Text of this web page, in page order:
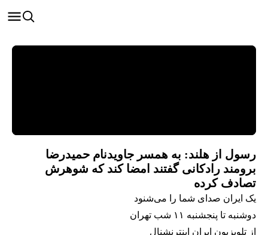
رسول از هلند: به همسر جاویدنام حمیدرضا
برومند رادکانی گفتند امضا کند که شوهرش
تصادف کرده
یک ایران صدای شما را می‌شنود
دوشنبه تا پنجشنبه ۱۱ شب تهران
از تلویزیون ایران اینترنشنال